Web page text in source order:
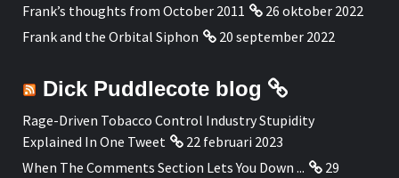
Frank’s thoughts from October 2011
26 oktober 2022
Frank and the Orbital Siphon
20 september 2022
Dick Puddlecote blog
Rage-Driven Tobacco Control Industry Stupidity
Explained In One Tweet
22 februari 2023
When The Comments Section Lets You Down ...
29